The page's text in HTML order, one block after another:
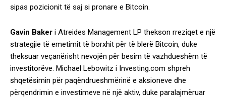
sipas pozicionit të saj si pronare e Bitcoin.
Gavin Baker i Atreides Management LP thekson rreziqet e një
strategjie të emetimit të borxhit për të blerë Bitcoin, duke
theksuar veçanërisht nevojën për besim të vazhdueshëm të
investitorëve. Michael Lebowitz i Investing.com shpreh
shqetësimin për paqëndrueshmërinë e aksioneve dhe
përqendrimin e investimeve në një aktiv, duke paralajmëruar